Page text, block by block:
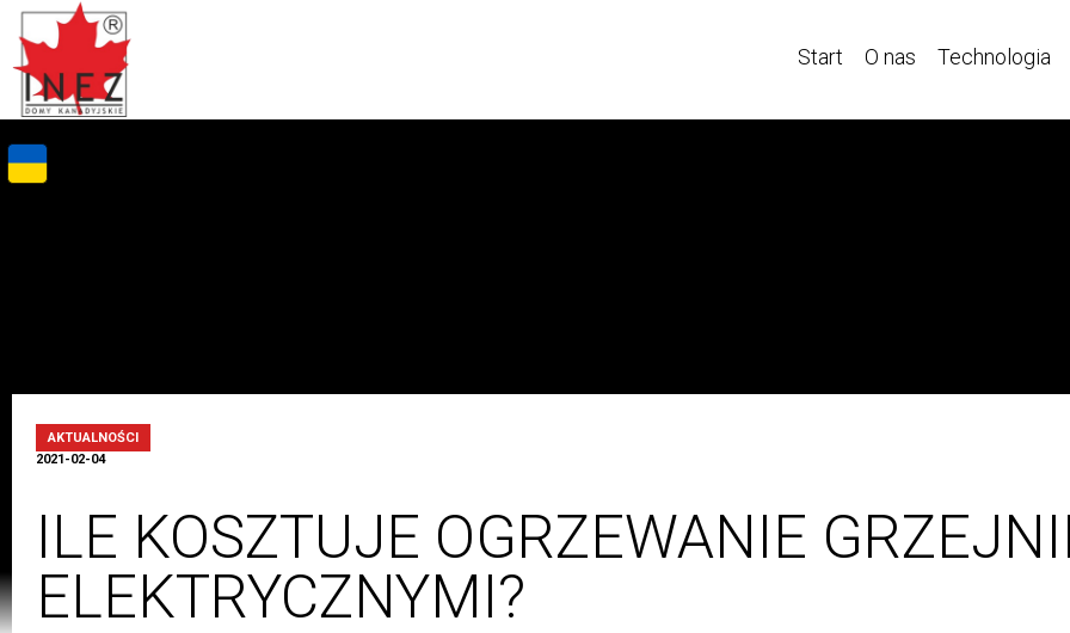
Start O nas Technologia
AKTUALNOŚCI
2021-02-04
ILE KOSZTUJE OGRZEWANIE
ELEKTRYCZNYMI?